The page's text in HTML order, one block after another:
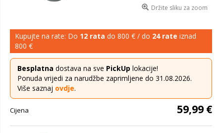
Držite sliku za zoom
Kupujte na rate: Do 12 rata do 800 € / do 24 rate iznad
800 €
Besplatna dostava na sve PickUp lokacije!
Ponuda vrijedi za narudžbe zaprimljene do 31.08.2026.
Više saznaj ovdje.
Cijena 59,99 €